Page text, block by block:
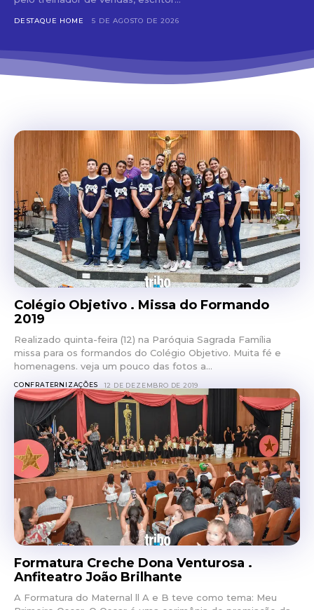
DESTAQUE HOME 5 DE AGOSTO DE 2026
Colégio Objetivo . Missa do Formando
2019
Realizado quinta-feira (12) na Paróquia Sagrada Família
missa para os formandos do Colégio Objetivo. Muita fé e
homenagens. veja um pouco das fotos a...
CONFRATERNIZAÇÕES 12 DE DEZEMBRO DE 2019
Formatura Creche Dona Venturosa .
Anfiteatro João Brilhante
A Formatura do Maternal ll A e B teve como tema: Meu